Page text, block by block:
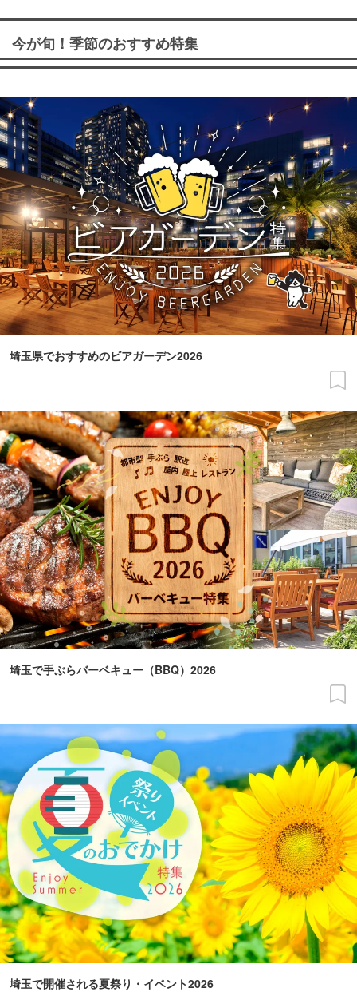
今が旬！季節のおすすめ特集
埼玉県でおすすめのビアガーデン2026
埼玉で手ぶらバーベキュー（BBQ）2026
埼玉で開催される夏祭り・イベント2026